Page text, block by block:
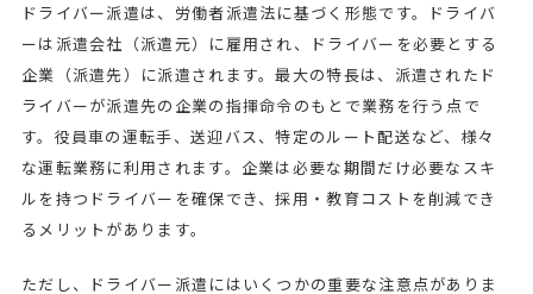
ドライバー派遣は、労働者派遣法に基づく形態です。ドライバ
ーは派遣会社（派遣元）に雇用され、ドライバーを必要とする
企業（派遣先）に派遣されます。最大の特長は、派遣されたド
ライバーが派遣先の企業の指揮命令のもとで業務を行う点で
す。役員車の運転手、送迎バス、特定のルート配送など、様々
な運転業務に利用されます。企業は必要な期間だけ必要なスキ
ルを持つドライバーを確保でき、採用・教育コストを削減でき
るメリットがあります。
ただし、ドライバー派遣にはいくつかの重要な注意点がありま